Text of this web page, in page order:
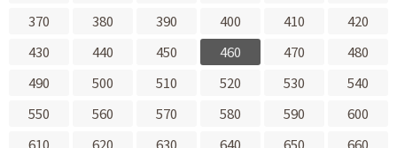
370
380 390 400 410
420
430
440 450 460 470
480
490
500 510 520 530
540
550
560 570 580 590
600
610
620 630 640 650
660